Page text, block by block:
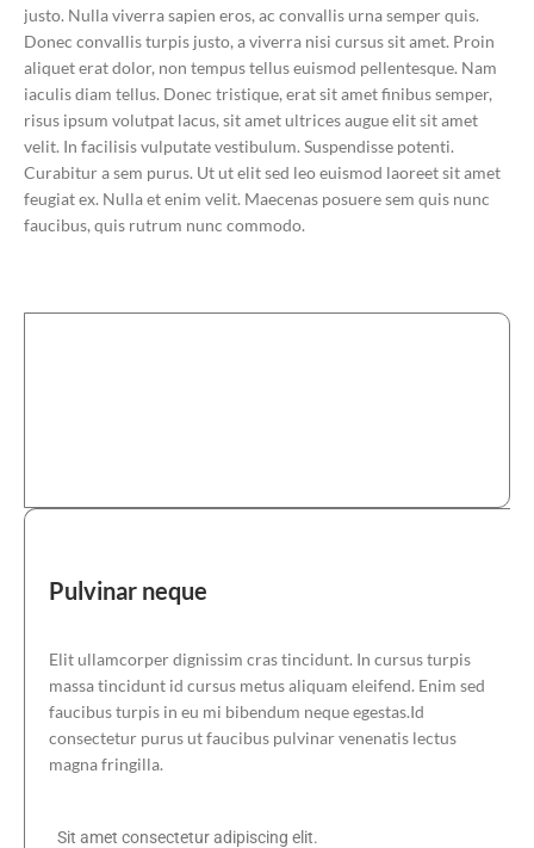
justo. Nulla viverra sapien eros, ac convallis urna semper quis.
Donec convallis turpis justo, a viverra nisi cursus sit amet. Proin
aliquet erat dolor, non tempus tellus euismod pellentesque. Nam
iaculis diam tellus. Donec tristique, erat sit amet finibus semper,
risus ipsum volutpat lacus, sit amet ultrices augue elit sit amet
velit. In facilisis vulputate vestibulum. Suspendisse potenti.
Curabitur a sem purus. Ut ut elit sed leo euismod laoreet sit amet
feugiat ex. Nulla et enim velit. Maecenas posuere sem quis nunc
faucibus, quis rutrum nunc commodo.
Pulvinar neque
Elit ullamcorper dignissim cras tincidunt. In cursus turpis
massa tincidunt id cursus metus aliquam eleifend. Enim sed
faucibus turpis in eu mi bibendum neque egestas.Id
consectetur purus ut faucibus pulvinar venenatis lectus
magna fringilla.
Sit amet consectetur adipiscing elit.